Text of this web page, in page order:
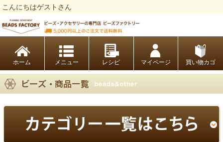
こんにちはゲストさん
ホーム レシピ マイページ 買い物カゴ